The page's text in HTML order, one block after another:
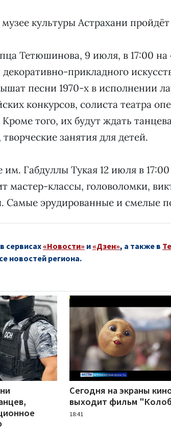
музее культуры Астрахани
Тетюшинова, 9 июля, в 17:00 на
прикладного
песни 1970-х в исполнении
конкурсов, солиста театра
того, их будут ждать
занятия для детей.
им. Габдуллы Тукая 12 июля в
мастер-классы, головоломки,
Самые эрудированные и смелые
сервисах «Новости» и «Дзен», а также в
новостей региона.
Сегодня на экраны
выходит фильм
18:41